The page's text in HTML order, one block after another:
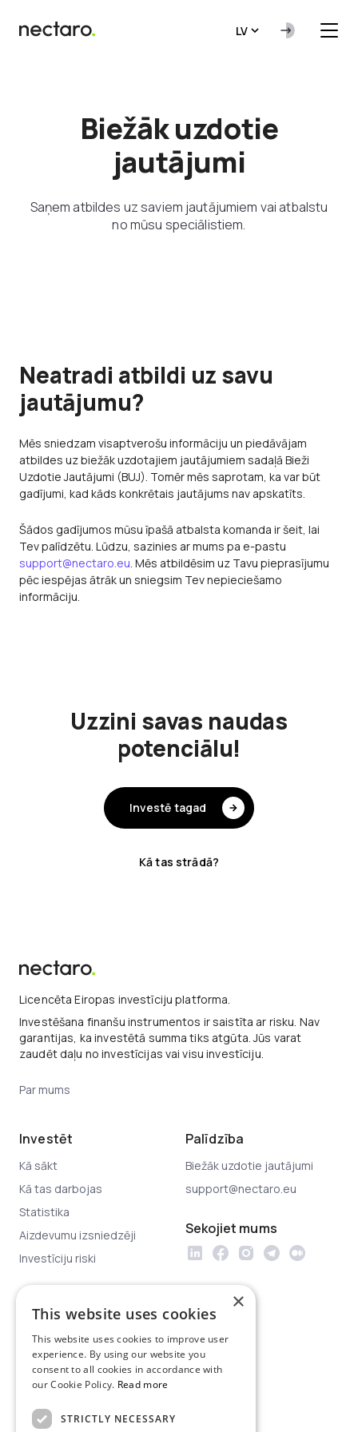
LV
Biežāk uzdotie
jautājumi
Saņem atbildes uz saviem jautājumiem vai atbalstu
no mūsu speciālistiem.
Neatradi atbildi uz savu
jautājumu?
Mēs sniedzam visaptverošu informāciju un piedāvājam
atbildes uz biežāk uzdotajiem jautājumiem sadaļā Bieži
Uzdotie Jautājumi (BUJ). Tomēr mēs saprotam, ka var būt
gadījumi, kad kāds konkrētais jautājums nav apskatīts.
Šādos gadījumos mūsu īpašā atbalsta komanda ir šeit, lai
Tev palīdzētu. Lūdzu, sazinies ar mums pa e-pastu
support@nectaro.eu. Mēs atbildēsim uz Tavu pieprasījumu
pēc iespējas ātrāk un sniegsim Tev nepieciešamo
informāciju.
Uzzini savas naudas
potenciālu!
Investē tagad
Kā tas strādā?
Licencēta Eiropas investīciju platforma.
Investēšana finanšu instrumentos ir saistīta ar risku. Nav
garantijas, ka investētā summa tiks atgūta. Jūs varat
zaudēt daļu no investīcijas vai visu investīciju.
Par mums
Investēt
Kā sākt
Kā tas darbojas
Statistika
Aizdevumu izsniedzēji
Investīciju riski
Palīdzība
Biežāk uzdotie jautājumi
support@nectaro.eu
Sekojiet mums
Privātuma politika
Platformas lietošanas
noteikumi
Investoru aizsardzība
Juridiskie dokumenti
×
This website uses cookies
This website uses cookies to improve user
experience. By using our website you
consent to all cookies in accordance with
our Cookie Policy. Read more
STRICTLY NECESSARY